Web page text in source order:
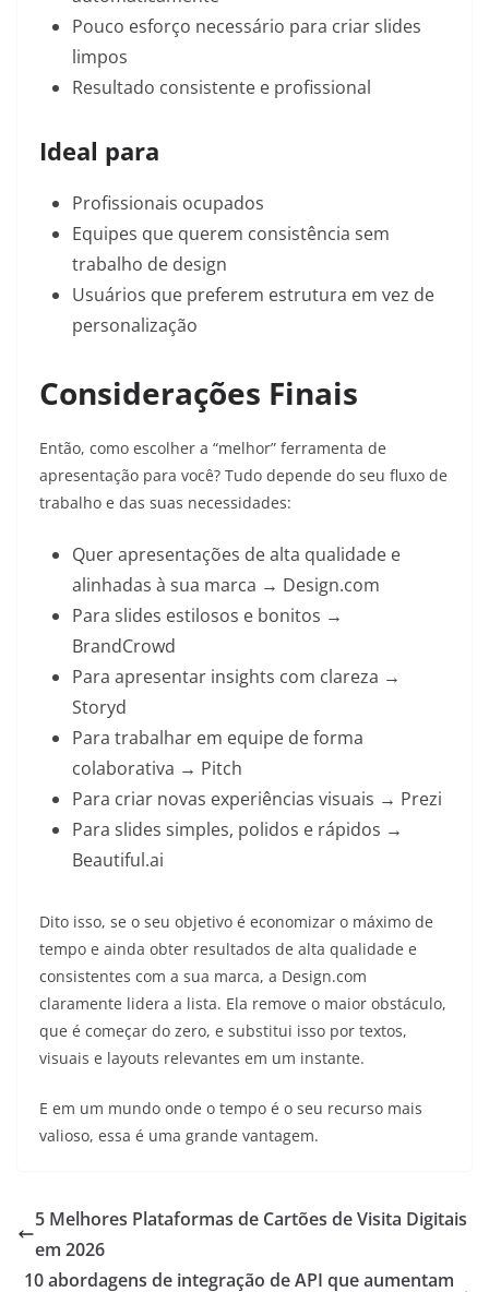
Pouco esforço necessário para criar slides
limpos
Resultado consistente e profissional
Ideal para
Profissionais ocupados
Equipes que querem consistência sem
trabalho de design
Usuários que preferem estrutura em vez de
personalização
Considerações Finais
Então, como escolher a “melhor” ferramenta de
apresentação para você? Tudo depende do seu fluxo de
trabalho e das suas necessidades:
Quer apresentações de alta qualidade e
alinhadas à sua marca → Design.com
Para slides estilosos e bonitos →
BrandCrowd
Para apresentar insights com clareza →
Storyd
Para trabalhar em equipe de forma
colaborativa → Pitch
Para criar novas experiências visuais → Prezi
Para slides simples, polidos e rápidos →
Beautiful.ai
Dito isso, se o seu objetivo é economizar o máximo de
tempo e ainda obter resultados de alta qualidade e
consistentes com a sua marca, a Design.com
claramente lidera a lista. Ela remove o maior obstáculo,
que é começar do zero, e substitui isso por textos,
visuais e layouts relevantes em um instante.
E em um mundo onde o tempo é o seu recurso mais
valioso, essa é uma grande vantagem.
5 Melhores Plataformas de Cartões de Visita Digitais
em 2026
10 abordagens de integração de API que aumentam